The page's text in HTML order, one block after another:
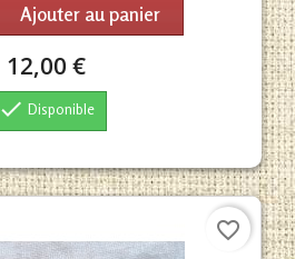
Ajouter au panier
12,00 €
 Disponible
favorite_border